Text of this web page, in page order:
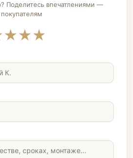
Поделитесь впечатлениями —
★
★
★